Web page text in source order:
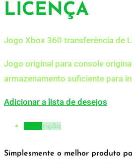
LICENÇA
Jogo Xbox 360 transferência de
Jogo original para console
armazenamento suficiente para
Adicionar a lista de desejos
Descrição
Simplesmente o melhor produto